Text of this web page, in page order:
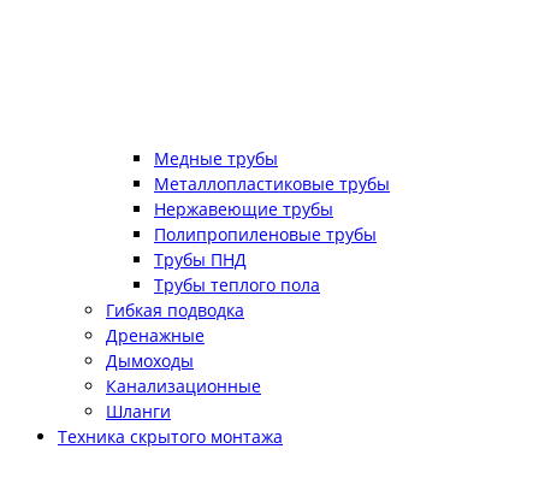
Медные трубы
Металлопластиковые трубы
Нержавеющие трубы
Полипропиленовые трубы
Трубы ПНД
Трубы теплого пола
Гибкая подводка
Дренажные
Дымоходы
Канализационные
Шланги
Техника скрытого монтажа